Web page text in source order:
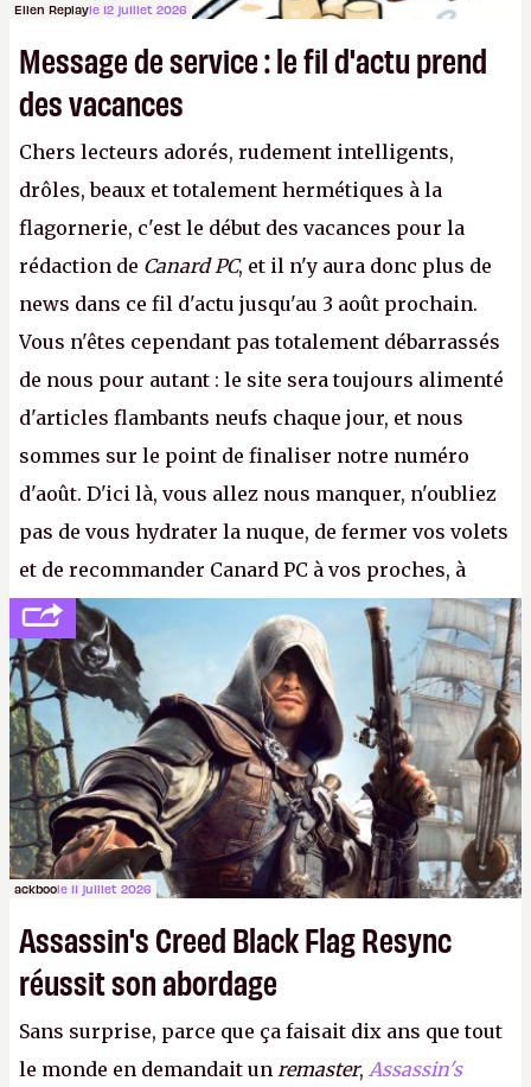
Ellen Replayle 12 juillet 2026
Message de service : le fil d'actu prend
des vacances
Chers lecteurs adorés, rudement intelligents,
drôles, beaux et totalement hermétiques à la
flagornerie, c'est le début des vacances pour la
rédaction de Canard PC, et il n'y aura donc plus de
news dans ce fil d'actu jusqu'au 3 août prochain.
Vous n'êtes cependant pas totalement débarrassés
de nous pour autant : le site sera toujours alimenté
d'articles flambants neufs chaque jour, et nous
sommes sur le point de finaliser notre numéro
d'août. D'ici là, vous allez nous manquer, n'oubliez
pas de vous hydrater la nuque, de fermer vos volets
et de recommander Canard PC à vos proches, à
votre famille et aux inconnus que vous croisez
dans la rue. Bon été à tous ! –ER.
ackboole 11 juillet 2026
Assassin's Creed Black Flag Resync
réussit son abordage
Sans surprise, parce que ça faisait dix ans que tout
le monde en demandait un remaster, Assassin's